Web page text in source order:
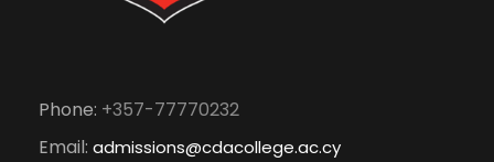
Phone: +357-77770232
Email: admissions@cdacollege.ac.cy